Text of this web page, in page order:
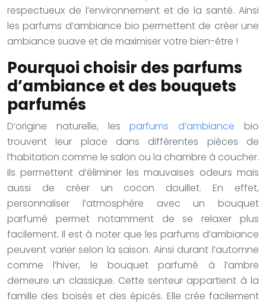
respectueux de l’environnement et de la santé. Ainsi
les parfums d’ambiance bio permettent de créer une
ambiance suave et de maximiser votre bien-être !
Pourquoi choisir des parfums
d’ambiance et des bouquets
parfumés
D’origine naturelle, lesparfums d’ambiance bio
trouvent leur place dans différentes pièces de
l’habitation comme le salon ou la chambre à coucher.
Ils permettent d’éliminer les mauvaises odeurs mais
aussi de créer un cocon douillet. En effet,
personnaliser l’atmosphère avec un bouquet
parfumé permet notamment de se relaxer plus
facilement. Il est à noter que les parfums d’ambiance
peuvent varier selon la saison. Ainsi durant l’automne
comme l’hiver, le bouquet parfumé à l’ambre
demeure un classique. Cette senteur appartient à la
famille des boisés et des épicés. Elle crée facilement